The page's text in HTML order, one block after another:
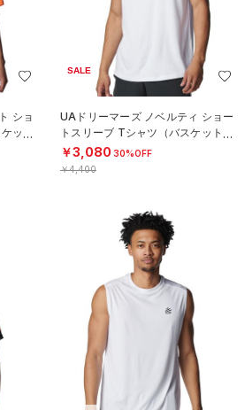
ショ
ット
SALE
UAドリーマーズ ノベルティ ショー
トスリーブ Tシャツ（バスケットボ
ール/MEN）
￥3,080 30%OFF
￥4,400